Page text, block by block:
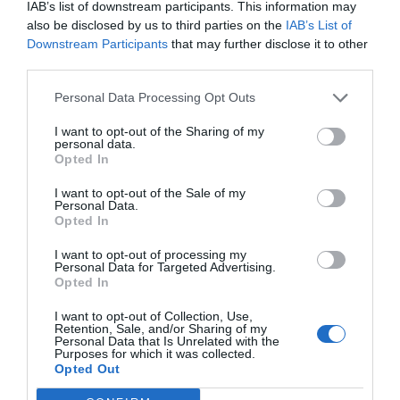
IAB’s list of downstream participants. This information may
also be disclosed by us to third parties on the IAB’s List of
Downstream Participants that may further disclose it to other
Personal Data Processing Opt Outs
I want to opt-out of the Sharing of my
personal data.
Opted In
I want to opt-out of the Sale of my
Personal Data.
Opted In
I want to opt-out of processing my
Personal Data for Targeted Advertising.
Opted In
I want to opt-out of Collection, Use,
Retention, Sale, and/or Sharing of my
Personal Data that Is Unrelated with the
Purposes for which it was collected.
Opted Out
Nie możesz opuścić Brna bez spróbowania
lokalnych słodyczy. Czeska kuchnia ma w swojej
ofercie wspaniałe bułeczki drożdżowe i ciastka,
które idealnie nadają się na przekąskę. Spróbuj
dostępnego w kawiarniach na każdym kroku. Warto
również zwrócić uwagę na lokalne ciasta, które są
wypiekane z sezonowych owoców.
5. Safety i praktyczne porady
Brno to bezpieczne miasto do zwiedzania, ale jak w
każdym innym miejscu, zawsze warto zachować
opustoszałych uliczkach oraz pilnuj swoich rzeczy
osobistych. Szukaj sprawdzonych lokalizacji i
korzystaj z recenzji innych podróżników, aby
znaleźć najlepsze miejsca do zwiedzania.